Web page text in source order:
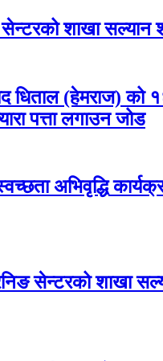
शाखा सल्यान
धिताल (हेमराज) को
पत्ता लगाउन जोड
अभिवृद्धि
सेन्टरको शाखा